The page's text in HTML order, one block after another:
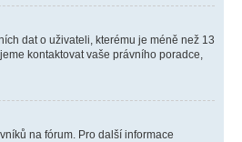
dat o uživateli, kterému je méně než 13
kontaktovat vaše právního poradce,
na fórum. Pro další informace